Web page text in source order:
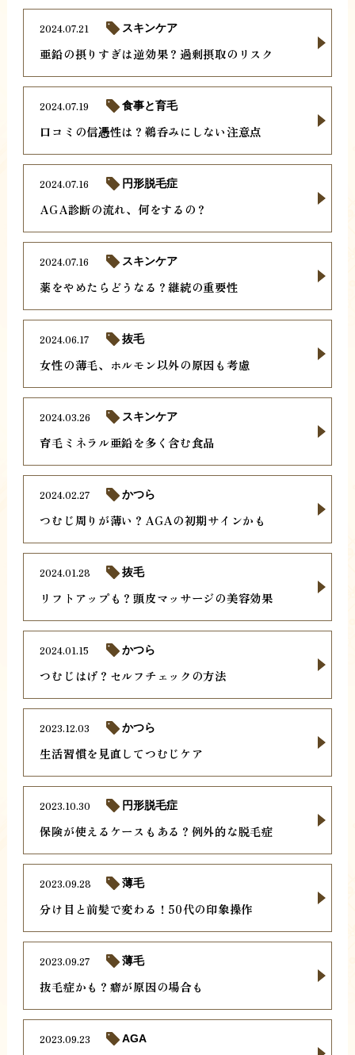
亜鉛の摂りすぎは逆効果？過剰摂取のリスク
2024.07.21 スキンケア
口コミの信憑性は？鵜呑みにしない注意点
2024.07.19 食事と育毛
AGA診断の流れ、何をするの？
2024.07.16 円形脱毛症
薬をやめたらどうなる？継続の重要性
2024.07.16 スキンケア
女性の薄毛、ホルモン以外の原因も考慮
2024.06.17 抜毛
育毛ミネラル亜鉛を多く含む食品
2024.03.26 スキンケア
つむじ周りが薄い？AGAの初期サインかも
2024.02.27 かつら
リフトアップも？頭皮マッサージの美容効果
2024.01.28 抜毛
つむじはげ？セルフチェックの方法
2024.01.15 かつら
生活習慣を見直してつむじケア
2023.12.03 かつら
保険が使えるケースもある？例外的な脱毛症
2023.10.30 円形脱毛症
分け目と前髪で変わる！50代の印象操作
2023.09.28 薄毛
抜毛症かも？癖が原因の場合も
2023.09.27 薄毛
2023.09.23 AGA